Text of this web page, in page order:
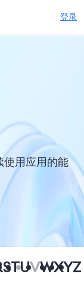
登录
使用应用的能
STUVWXYZ